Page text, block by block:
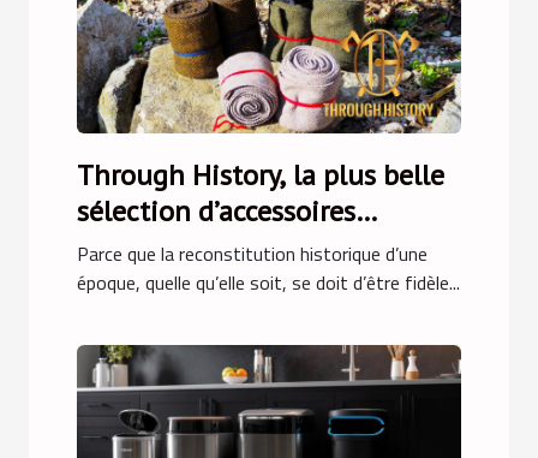
Through History, la plus belle
sélection d’accessoires
médiévaux !
Parce que la reconstitution historique d’une
époque, quelle qu’elle soit, se doit d’être fidèle...